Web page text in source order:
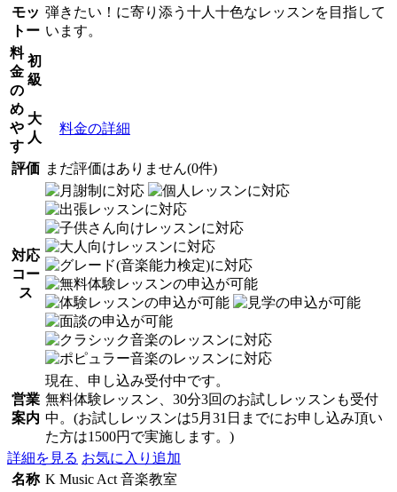
モッ
トー
弾きたい！に寄り添う十人十色なレッスンを目指して
います。
料
金
の
め
や
す
初
級
大
人
料金の詳細
評価 まだ評価はありません(0件)
対応
コー
ス
営業
案内
現在、申し込み受付中です。
無料体験レッスン、30分3回のお試しレッスンも受付
中。(お試しレッスンは5月31日までにお申し込み頂い
た方は1500円で実施します。)
詳細を見る お気に入り追加
名称 K Music Act 音楽教室